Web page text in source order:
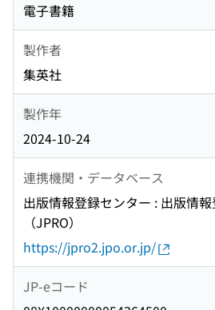
電子書籍
製作者
集英社
製作年
2024-10-24
連携機関・データベース
出版情報登録センター : 出版情
（JPRO）
https://jpro2.jpo.or.jp/
JP-eコード